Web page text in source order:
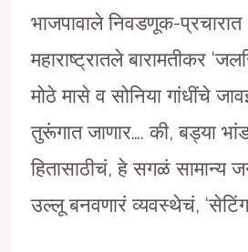
भाजपावाले निवडणूक-
महाराष्ट्रातले बारामतीकर
मोठे मासे व सोनिया गांधींचे
तुरूंगात जाणार…. की, बड्या
हितासाठीचं, हे सगळं सामान्य
उल्लू बनवणारं व्यवस्थेचं,